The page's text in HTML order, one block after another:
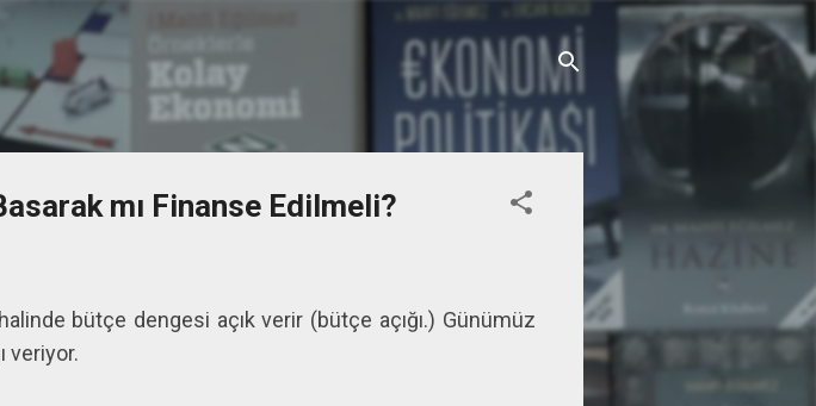
atla
mı Finanse Edilmeli?
bütçe dengesi açık verir (bütçe açığı.) Günümüz
veriyor.